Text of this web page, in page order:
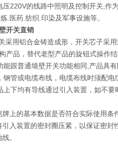
220V的线路中照明及控制开关,作
.医药.纺织.印染及军事设施等。
开关直销
采用铝合金铸造成形，开关芯子采
产品，替代老型产品的旋钮式操作
能跟普通墙壁开关功能相同,产品具
钢管或电缆布线，电缆布线时须配
上下均有导线通过引入装置，如不
上的基本数据是否符合实际使用条
入装置的密封圈压紧，以保证密封
。